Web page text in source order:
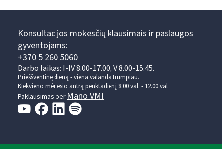
Konsultacijos mokesčių klausimais ir paslaugos
gyventojams:
+370 5 260 5060
Darbo laikas: I-IV 8.00-17.00, V 8.00-15.45.
Prieššventinę dieną - viena valanda trumpiau.
Kiekvieno mėnesio antrą penktadienį 8.00 val. - 12.00 val.
Paklausimas per Mano VMI